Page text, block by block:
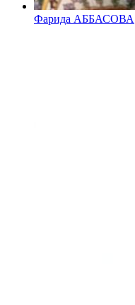
Фарида АББАСОВА